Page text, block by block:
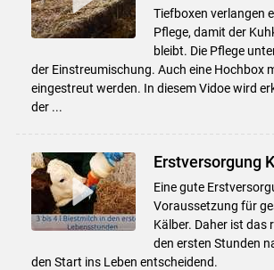
Tiefboxen verlangen
Pflege, damit der
bleibt. Die Pflege
der Einstreumischung. Auch eine Hochbox
eingestreut werden. In diesem Vidoe wird
der ...
Erstversorgung
Eine gute
Voraussetzung für
Kälber. Daher ist das
den ersten Stunden
den Start ins Leben entscheidend.